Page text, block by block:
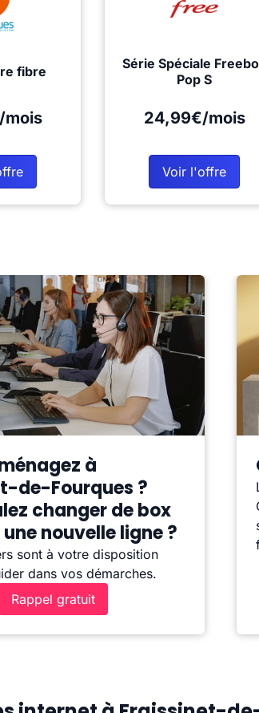
fibre
Série Spéciale
Pop S
24,99€/mois
Voir l'offre
à
de-Fourques ?
changer de box
nouvelle ligne ?
sont à votre disposition
dans vos démarches.
Rappel gratuit